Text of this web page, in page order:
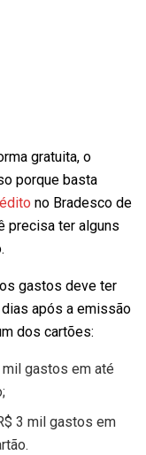
gratuita, o
porque basta
no Bradesco de
precisa ter alguns
gastos deve ter
após a emissão
dos cartões:
mil gastos em até
3 mil gastos em